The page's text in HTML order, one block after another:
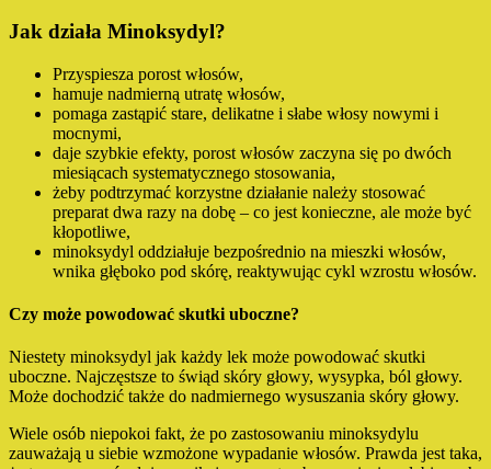
Jak działa Minoksydyl?
Przyspiesza porost włosów,
hamuje nadmierną utratę włosów,
pomaga zastąpić stare, delikatne i słabe włosy nowymi i
mocnymi,
daje szybkie efekty, porost włosów zaczyna się po dwóch
miesiącach systematycznego stosowania,
żeby podtrzymać korzystne działanie należy stosować
preparat dwa razy na dobę – co jest konieczne, ale może być
kłopotliwe,
minoksydyl oddziałuje bezpośrednio na mieszki włosów,
wnika głęboko pod skórę, reaktywując cykl wzrostu włosów.
Czy może powodować skutki uboczne?
Niestety minoksydyl jak każdy lek może powodować skutki
uboczne. Najczęstsze to świąd skóry głowy, wysypka, ból głowy.
Może dochodzić także do nadmiernego wysuszania skóry głowy.
Wiele osób niepokoi fakt, że po zastosowaniu minoksydylu
zauważają u siebie wzmożone wypadanie włosów. Prawda jest taka,